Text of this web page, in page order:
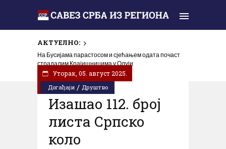
АКТУЕЛНО:
На Бусијама парастосом и сјећањем одата почаст
страдалим Крајишницима у Олуји
Догађаји / Друштво
Уторак, 05. август 2025.
Изашао 112. број
листа Српско
коло